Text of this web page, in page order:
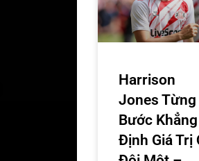
Harrison
Jones Từng
Bước Khẳng
Định Giá Trị